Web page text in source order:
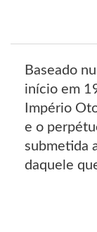
Baseado
início em
Império
e o
submetida
daquele